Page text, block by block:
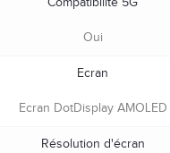
Compatibilité 5G
Oui
Ecran
Ecran DotDisplay AMOLED
Résolution d'écran